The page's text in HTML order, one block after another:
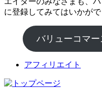
に登録してみてはいかがで
バリューコマ
アフィリエイト